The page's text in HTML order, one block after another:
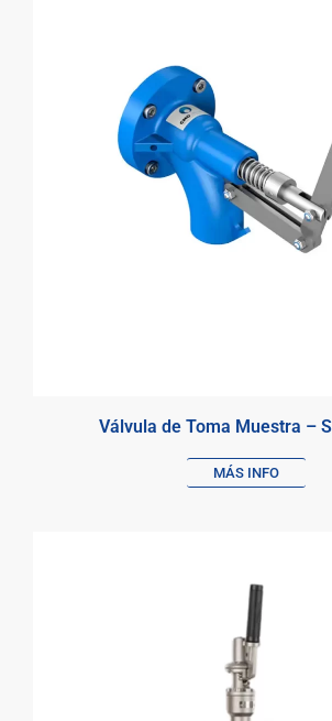
Válvula de Toma Muestra –
MÁS INFO